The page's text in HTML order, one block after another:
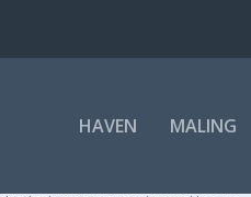
HAVEN MALING